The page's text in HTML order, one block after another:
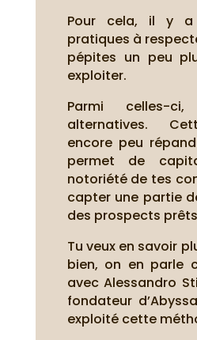
Pour cela, il y a
pratiques à
pépites un peu
exploiter.
Parmi celles-
alternatives.
encore peu
permet de
notoriété de tes
capter une partie
des prospects
Tu veux en savoir
bien, on en parle
avec Alessandro
fondateur
exploité cette